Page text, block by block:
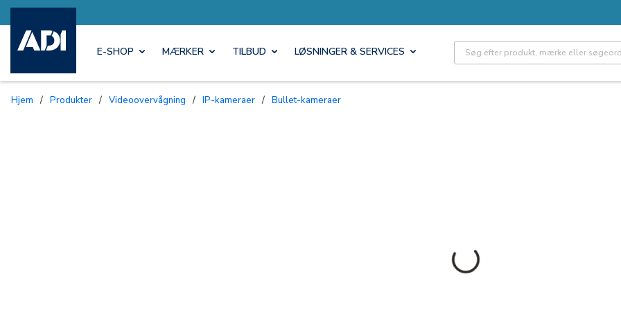
E-SHOP MÆRKER TILBUD LØSNINGER & SERVICES Site Search
Hjem / Produkter / Videoovervågning / IP-kameraer / Bullet-kameraer